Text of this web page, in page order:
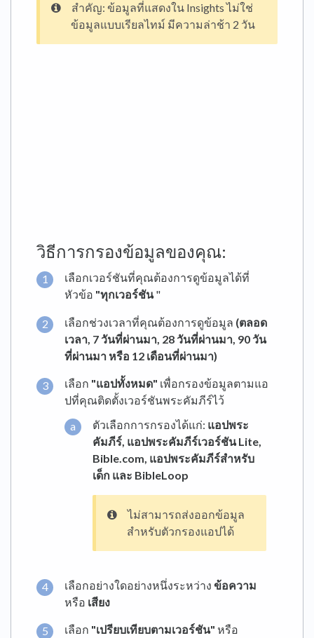
สำคัญ: ข้อมูลที่แสดงใน Insights ไม่ใช่
ข้อมูลแบบเรียลไทม์ มีความล่าช้า 2 วัน
วิธีการกรองข้อมูลของคุณ:
เลือกเวอร์ชันที่คุณต้องการดูข้อมูลได้ที่
หัวข้อ "ทุกเวอร์ชัน"
เลือกช่วงเวลาที่คุณต้องการดูข้อมูล (ตลอด
เวลา, 7 วันที่ผ่านมา, 28 วันที่ผ่านมา, 90 วัน
ที่ผ่านมา หรือ 12 เดือนที่ผ่านมา)
เลือก "แอปทั้งหมด" เพื่อกรองข้อมูลตามแอ
ปที่คุณติดตั้งเวอร์ชันพระคัมภีร์ไว้
ตัวเลือกการกรองได้แก่: แอปพระ
คัมภีร์, แอปพระคัมภีร์เวอร์ชัน Lite,
Bible.com, แอปพระคัมภีร์สำหรับ
เด็ก และ BibleLoop
ไม่สามารถส่งออกข้อมูล
สำหรับตัวกรองแอปได้
เลือกอย่างใดอย่างหนึ่งระหว่าง ข้อความ
หรือ เสียง
เลือก "เปรียบเทียบตามเวอร์ชัน" หรือ